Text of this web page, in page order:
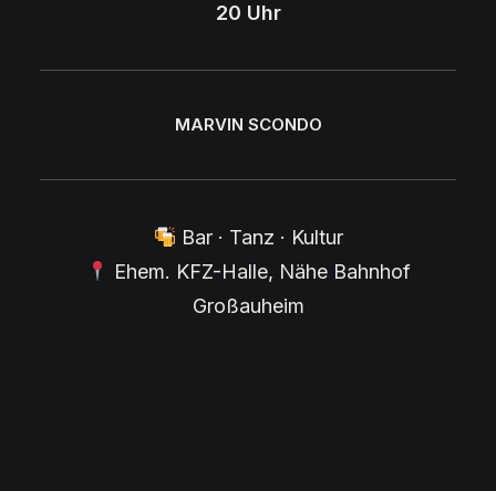
20 Uhr
MARVIN SCONDO
Bar · Tanz · Kultur
Ehem. KFZ-Halle, Nähe Bahnhof
Großauheim